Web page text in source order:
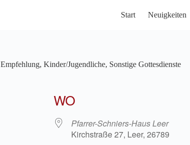
Start Neuigkeiten
Empfehlung, Kinder/Jugendliche, Sonstige Gottesdienste
WO
Pfarrer-Schniers-Haus Leer
Kirchstraße 27, Leer, 26789